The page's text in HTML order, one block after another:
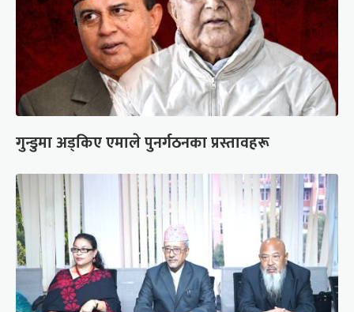
गुन्डुमा अड्किए एमाले पुनर्गठनका प्रस्तावहरू